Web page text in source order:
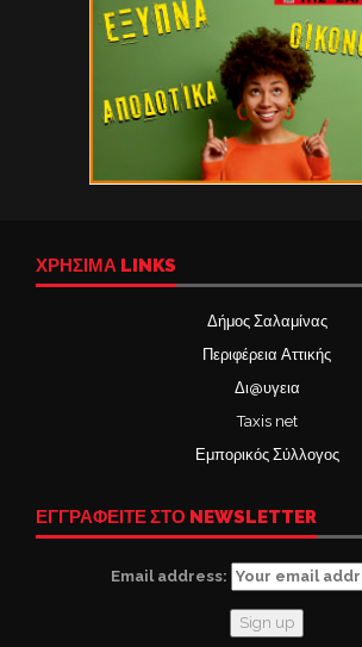
ΧΡΉΣΙΜΑ LINKS
Δήμος Σαλαμίνας
Περιφέρεια Αττικής
Δι@υγεια
Taxis net
Εμπορικός Σύλλογος
ΕΓΓΡΑΦΕΙΤΕ ΣΤΟ NEWSLETTER
Email address: